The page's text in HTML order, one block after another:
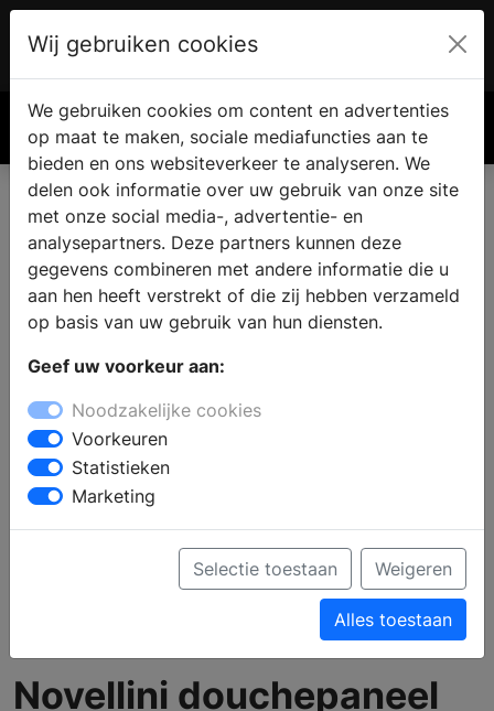
€ 0.00
Novellini douchepaneel
Wij gebruiken cookies
We gebruiken cookies om content en advertenties
op maat te maken, sociale mediafuncties aan te
bieden en ons websiteverkeer te analyseren. We
delen ook informatie over uw gebruik van onze site
met onze social media-, advertentie- en
analysepartners. Deze partners kunnen deze
gegevens combineren met andere informatie die u
aan hen heeft verstrekt of die zij hebben verzameld
op basis van uw gebruik van hun diensten.
Geef uw voorkeur aan:
Noodzakelijke cookies
Voorkeuren
Statistieken
Marketing
Selectie toestaan Weigeren
Alles toestaan